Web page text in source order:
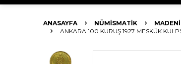
ANASAYFA NÜMİSMATİK
ANKARA 100 KURUŞ 1927 MESKÜK